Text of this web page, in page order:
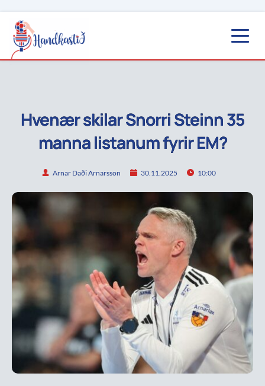
Hvenær skilar Snorri Steinn 35
manna listanum fyrir EM?
Arnar Daði Arnarsson 30.11.2025 10:00